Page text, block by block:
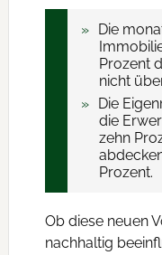
Die
Prozent
nicht
Die
die
zehn
Prozent.
Ob diese neuen
nachhaltig